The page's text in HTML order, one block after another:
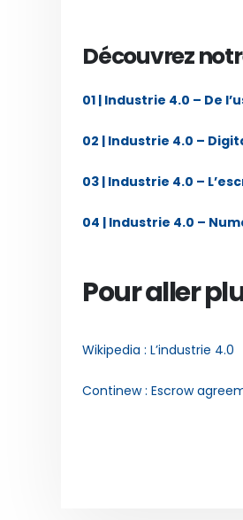
Découvrez
01 | Industrie 4.0 – De
02 | Industrie 4.0 –
03 | Industrie 4.0 –
04 | Industrie 4.0 –
Pour aller
Wikipedia : L’industrie 4.0
Continew : Escrow